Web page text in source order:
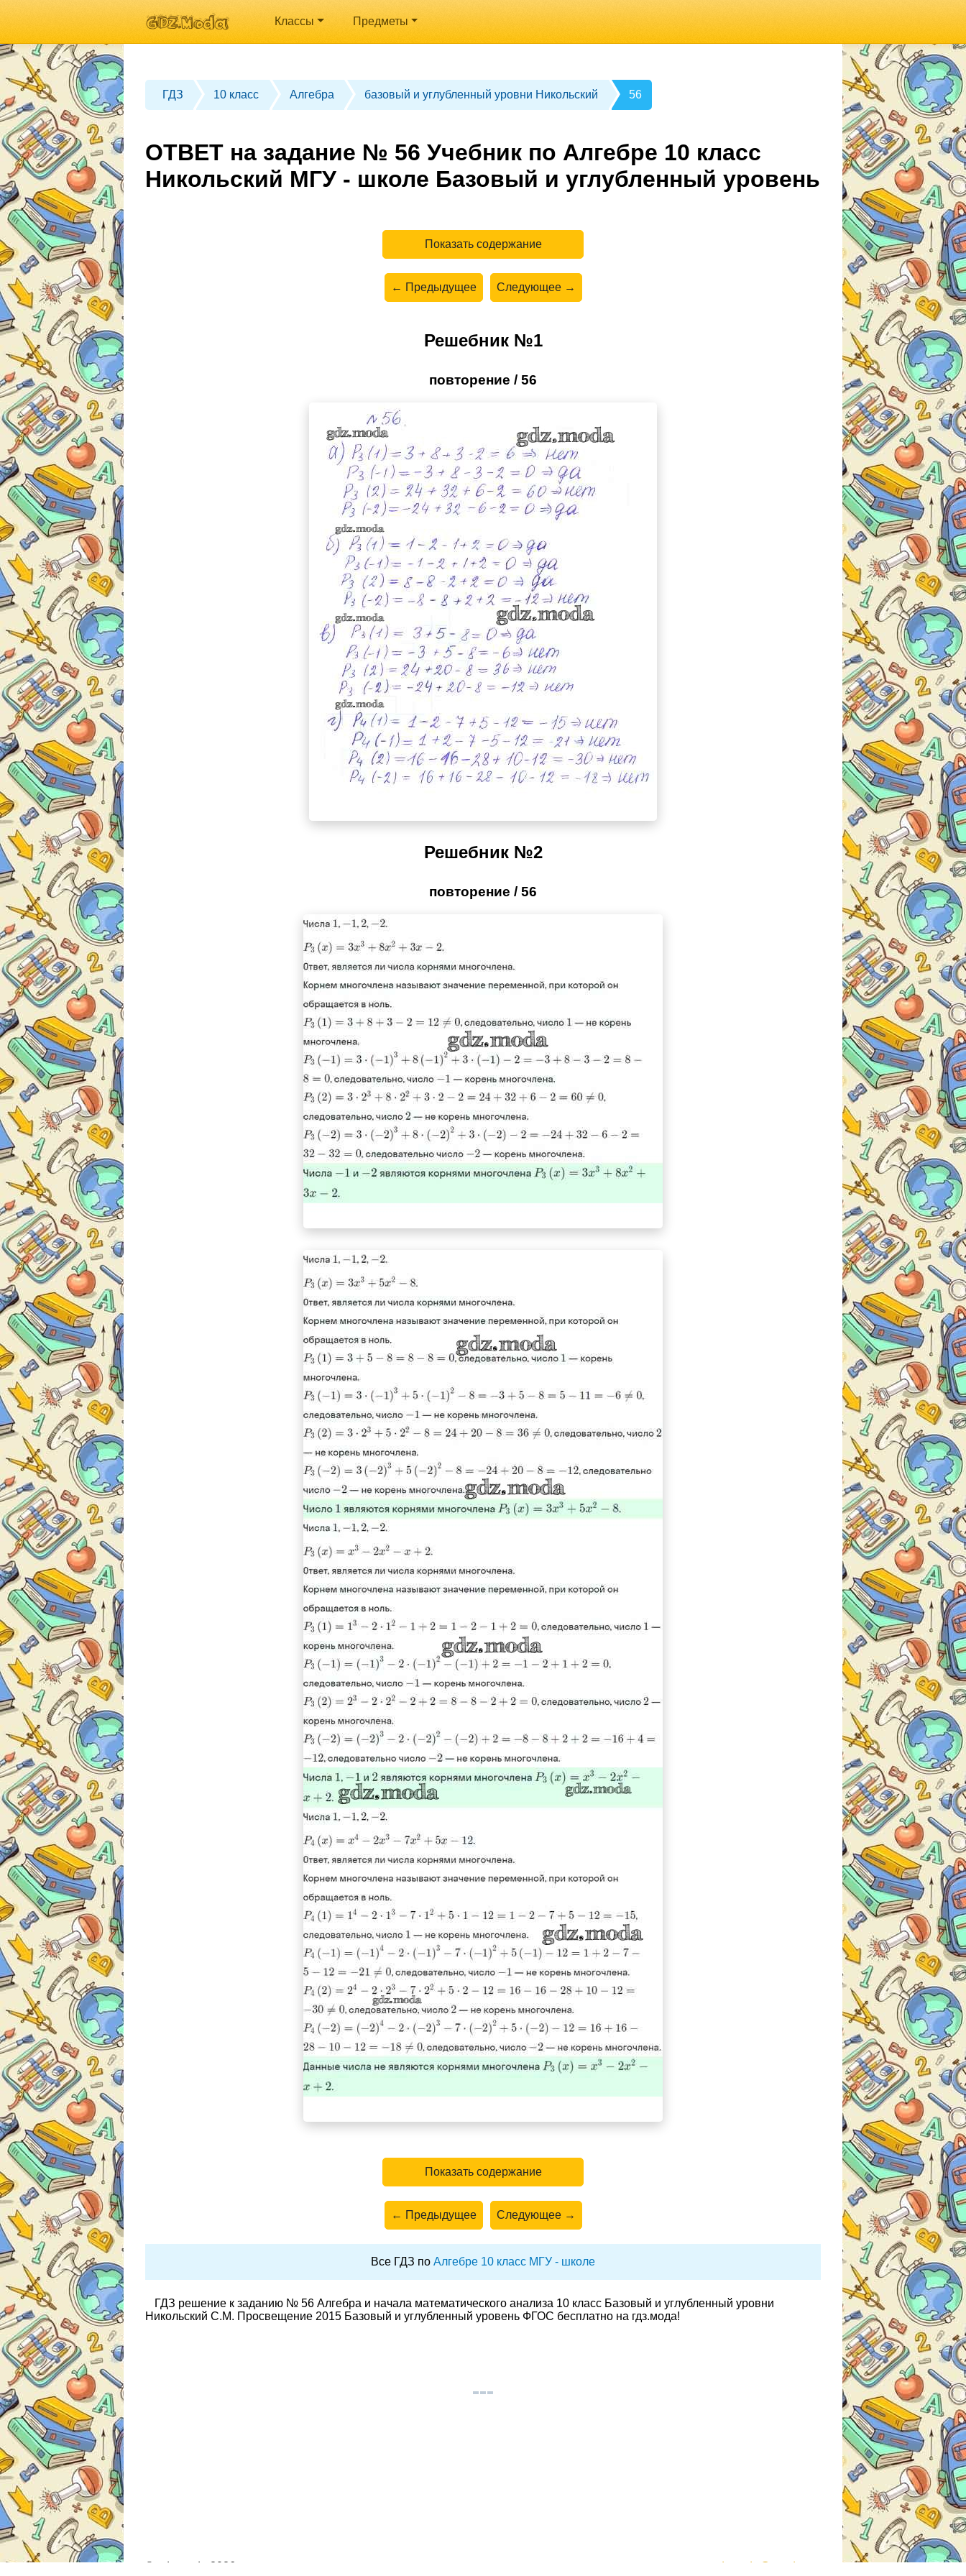
Классы Предметы
ГДЗ 10 класс Алгебра базовый и углубленный уровни Никольский 56
ОТВЕТ на задание № 56 Учебник по Алгебре 10 класс
Никольский МГУ - школе Базовый и углубленный уровень
Показать содержание
← Предыдущее Следующее →
Решебник №1
повторение / 56
Решебник №2
повторение / 56
Показать содержание
← Предыдущее Следующее →
Все ГДЗ по Алгебре 10 класс МГУ - школе
ГДЗ решение к заданию № 56 Алгебра и начала математического анализа 10 класс Базовый и углубленный уровни
Никольский С.М. Просвещение 2015 Базовый и углубленный уровень ФГОС бесплатно на гдз.мода!
© gdz.moda 2026 gdzmoda@yandex.ru